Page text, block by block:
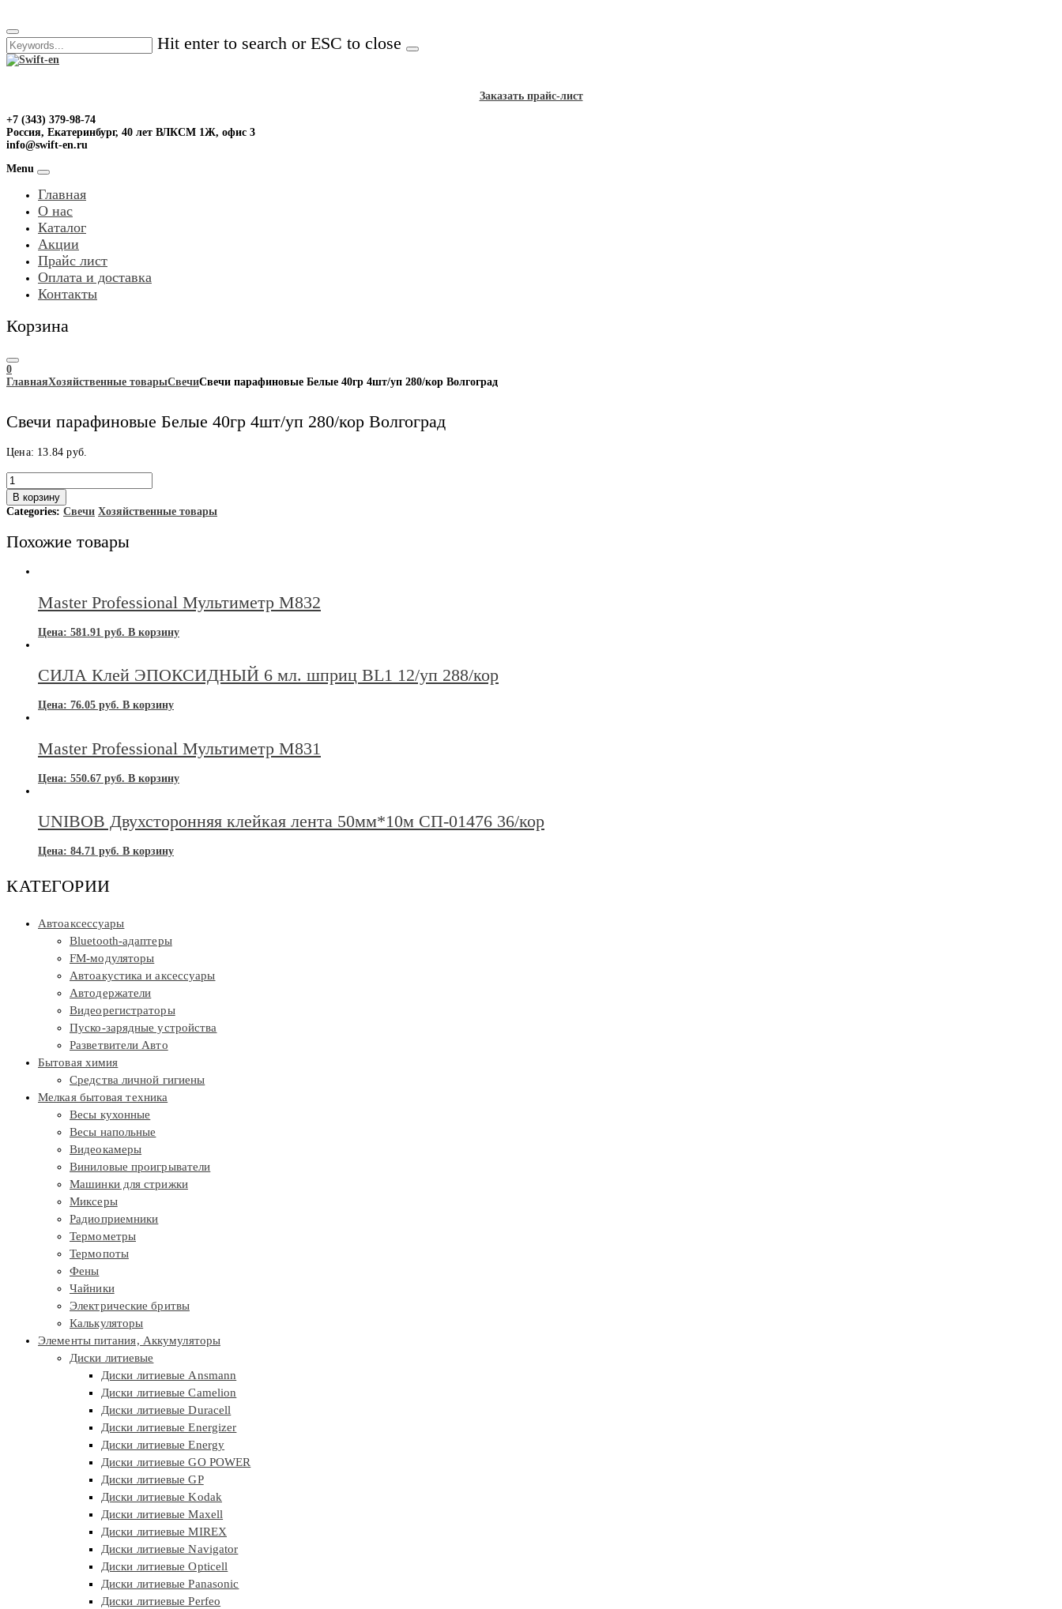
to
content
Hit enter to search or ESC to close
Заказать прайс-лист
+7 (343) 379-98-74
Россия, Екатеринбург, 40 лет ВЛКСМ 1Ж, офис 3
info@swift-en.ru
Menu
Главная
О нас
Каталог
Акции
Прайс лист
Оплата и доставка
Контакты
Корзина
0
ГлавнаяХозяйственные товарыСвечиСвечи парафиновые Белые 40гр 4шт/уп 280/кор Волгоград
Свечи парафиновые Белые 40гр 4шт/уп 280/кор Волгоград
Цена: 13.84 руб.
Количество
товара
Свечи
парафиновые
40гр
Волгоград
В корзину
Categories: Свечи Хозяйственные товары
Похожие товары
Master Professional Мультиметр M832
Цена: 581.91 руб. В корзину
СИЛА Клей ЭПОКСИДНЫЙ 6 мл. шприц BL1 12/уп 288/кор
Цена: 76.05 руб. В корзину
Master Professional Мультиметр M831
Цена: 550.67 руб. В корзину
UNIBOB Двухсторонняя клейкая лента 50мм*10м СП-01476 36/кор
Цена: 84.71 руб. В корзину
КАТЕГОРИИ
Автоаксессуары
Bluetooth-адаптеры
FM-модуляторы
Автоакустика и аксессуары
Автодержатели
Видеорегистраторы
Пуско-зарядные устройства
Разветвители Авто
Бытовая химия
Средства личной гигиены
Мелкая бытовая техника
Весы кухонные
Весы напольные
Видеокамеры
Виниловые проигрыватели
Машинки для стрижки
Миксеры
Радиоприемники
Термометры
Термопоты
Фены
Чайники
Электрические бритвы
Калькуляторы
Элементы питания, Аккумуляторы
Диски литиевые
Диски литиевые Ansmann
Диски литиевые Camelion
Диски литиевые Duracell
Диски литиевые Energizer
Диски литиевые Energy
Диски литиевые GO POWER
Диски литиевые GP
Диски литиевые Kodak
Диски литиевые Maxell
Диски литиевые MIREX
Диски литиевые Navigator
Диски литиевые Opticell
Диски литиевые Panasonic
Диски литиевые Perfeo